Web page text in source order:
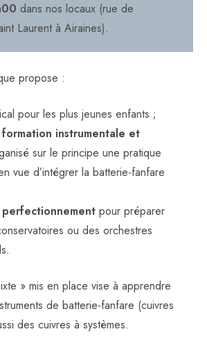
dans nos locaux (rue de
Laurent à Airaines).
propose :
pour les plus jeunes enfants ;
formation instrumentale et
sur le principe une pratique
vue d’intégrer la batterie-fanfare
perfectionnement pour préparer
ou des orchestres
» mis en place vise à apprendre
de batterie-fanfare (cuivres
des cuivres à systèmes.